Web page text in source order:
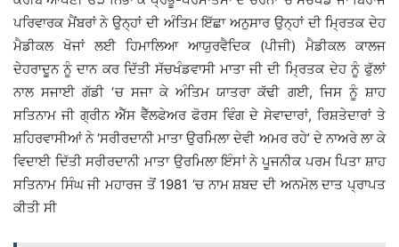
ਪਰਿਵਾਰਕ ਮੈਂਬਰਾਂ ਨੇ ਉਨ੍ਹਾਂ ਦੀ ਅੰਤਿਮ ਇੱਛਾ ਅਨੁਸਾਰ ਉਨ੍ਹਾਂ ਦੀ ਮ੍ਰਿਤਕ ਦੇਹ
ਮੈਡੀਕਲ ਖੋਜਾਂ ਲਈ ਹਿਮਾਲਿਆ ਆਯੁਰਵੈਦਿਕ (ਪੀਜੀ) ਮੈਡੀਕਲ ਕਾਲਜ
ਦੇਹਰਾਦੂਨ ਨੂੰ ਦਾਨ ਕਰ ਦਿੱਤੀ ਸੱਚਖੰਡਵਾਸੀ ਮਾਤਾ ਜੀ ਦੀ ਮ੍ਰਿਤਕ ਦੇਹ ਨੂੰ ਫੁੱਲਾਂ
ਨਾਲ ਸਜਾਈ ਗੱਡੀ ‘ਚ ਸਜਾ ਕੇ ਅੰਤਿਮ ਯਾਤਰਾ ਕੱਢੀ ਗਈ, ਜਿਸ ਨੂੰ ਸ਼ਾਹ
ਸਤਿਨਾਮ ਜੀ ਗ੍ਰੀਨ ਐੱਸ ਵੈੱਲਫੇਅਰ ਫੋਰਸ ਵਿੰਗ ਦੇ ਸੇਵਾਦਾਰਾਂ, ਰਿਸ਼ਤੇਦਾਰਾਂ ਤੇ
ਸ਼ਹਿਰਵਾਸੀਆਂ ਨੇ ‘ਸਰੀਰਦਾਨੀ ਮਾਤਾ ਉਰਮਿਲਾ ਦੇਵੀ ਅਮਰ ਰਹੇ’ ਦੇ ਨਾਅਰੇ ਲਾ ਕੇ
ਵਿਦਾਈ ਦਿੱਤੀ ਸਰੀਰਦਾਨੀ ਮਾਤਾ ਉਰਮਿਲਾ ਇੰਸਾਂ ਨੇ ਪੂਜਨੀਕ ਪਰਮ ਪਿਤਾ ਸ਼ਾਹ
ਸਤਿਨਾਮ ਸਿੰਘ ਜੀ ਮਹਾਰਜ ਤੋਂ 1981 ‘ਚ ਨਾਮ ਸ਼ਬਦ ਦੀ ਅਨਮੋਲ ਦਾਤ ਪ੍ਰਾਪਤ
ਕੀਤੀ ਸੀ